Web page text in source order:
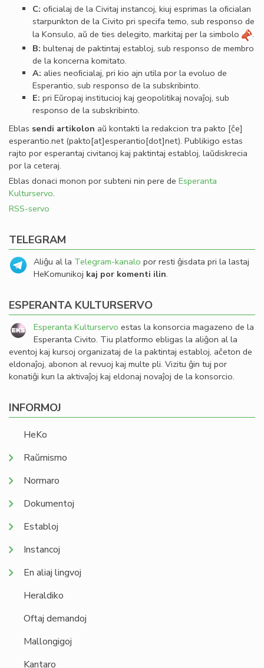
C: oﬁcialaj de la Civitaj instancoj, kiuj esprimas la oﬁcialan
starpunkton de la Civito pri specifa temo, sub responso de
la Konsulo, aŭ de ties delegito, markitaj per la simbolo
.
B: bultenaj de paktintaj establoj, sub responso de membro
de la koncerna komitato.
A: alies neoﬁcialaj, pri kio ajn utila por la evoluo de
Esperantio, sub responso de la subskribinto.
E: pri Eŭropaj institucioj kaj geopolitikaj novaĵoj, sub
responso de la subskribinto.
Eblas sendi artikolon aŭ kontakti la redakcion tra pakto [ĉe]
esperantio.net(pakto[at]esperantio[dot]net). Publikigo estas
rajto por esperantaj civitanoj kaj paktintaj establoj, laŭdiskrecia
por la ceteraj.
Eblas donaci monon por subteni nin pere de Esperanta
Kulturservo.
RSS-servo
TELEGRAM
Aliĝu al la Telegram-kanalo por resti ĝisdata pri la lastaj
HeKomunikoj kaj por komenti ilin.
ESPERANTA KULTURSERVO
Esperanta Kulturservo estas la konsorcia magazeno de la
Esperanta Civito. Tiu platformo ebligas la aliĝon al la
eventoj kaj kursoj organizataj de la paktintaj establoj, aĉeton de
eldonaĵoj, abonon al revuoj kaj multe pli. Vizitu ĝin tuj por
konatiĝi kun la aktivaĵoj kaj eldonaj novaĵoj de la konsorcio.
INFORMOJ
HeKo
Raŭmismo
Normaro
Dokumentoj
Establoj
Instancoj
En aliaj lingvoj
Heraldiko
Oftaj demandoj
Mallongigoj
Kantaro